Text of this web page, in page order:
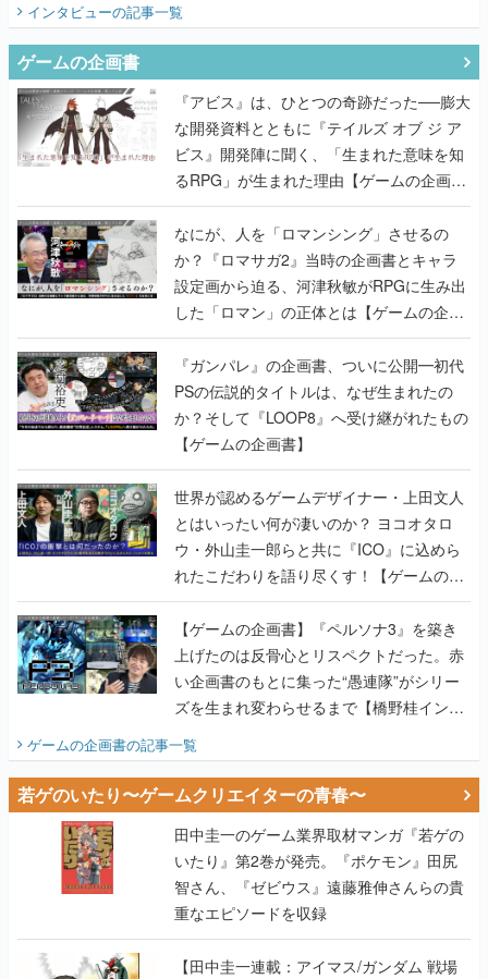
インタビューの記事一覧
ゲームの企画書
『アビス』は、ひとつの奇跡だった──膨大
な開発資料とともに『テイルズ オブ ジ ア
ビス』開発陣に聞く、「生まれた意味を知
るRPG」が生まれた理由【ゲームの企画
書】
なにが、人を「ロマンシング」させるの
か？『ロマサガ2』当時の企画書とキャラ
設定画から迫る、河津秋敏がRPGに生み出
した「ロマン」の正体とは【ゲームの企画
書】
『ガンパレ』の企画書、ついに公開━初代
PSの伝説的タイトルは、なぜ生まれたの
か？そして『LOOP8』へ受け継がれたもの
【ゲームの企画書】
世界が認めるゲームデザイナー・上田文人
とはいったい何が凄いのか？ ヨコオタロ
ウ・外山圭一郎らと共に『ICO』に込めら
れたこだわりを語り尽くす！【ゲームの企
画書】
【ゲームの企画書】『ペルソナ3』を築き
上げたのは反骨心とリスペクトだった。赤
い企画書のもとに集った“愚連隊”がシリー
ズを生まれ変わらせるまで【橋野桂インタ
ビュー】
ゲームの企画書の記事一覧
若ゲのいたり〜ゲームクリエイターの青春〜
田中圭一のゲーム業界取材マンガ『若ゲの
いたり』第2巻が発売。『ポケモン』田尻
智さん、『ゼビウス』遠藤雅伸さんらの貴
重なエピソードを収録
【田中圭一連載：アイマス/ガンダム 戦場